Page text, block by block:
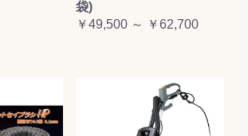
袋)
￥49,500 ～ ￥62,700